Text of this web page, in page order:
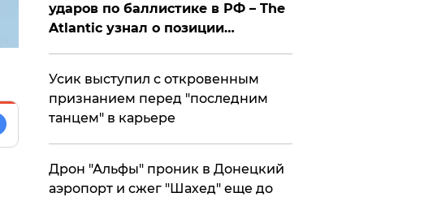
ударов по баллистике в РФ – The
Atlantic узнал о позиции
Усик выступил с откровенным
признанием перед "последним
танцем" в карьере
Дрон "Альфы" проник в Донецкий
аэропорт и сжег "Шахед" еще до